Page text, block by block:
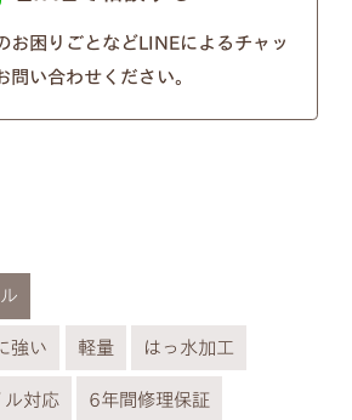
お困りごとなどLINEによるチャッ
問い合わせください。
強い 軽量 はっ水加工
ル対応 6年間修理保証